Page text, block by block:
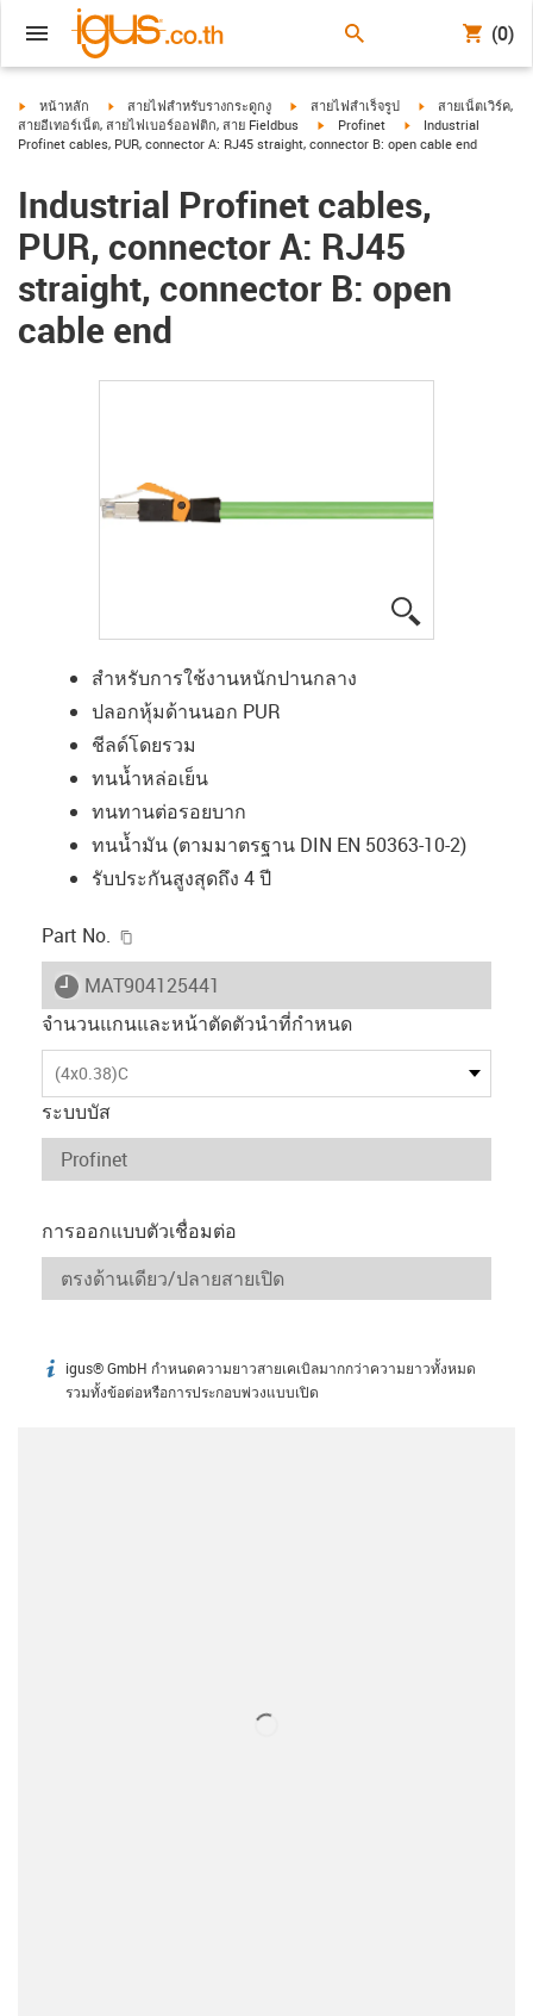
(0)
igus-icon-arrow-right
หน้าหลัก igus-icon-arrow-right
สายไฟสำหรับรางกระดูกงู igus-icon-arrow-right
สายไฟสำเร็จรูป igus-icon-arrow-
สายเน็ตเวิร์ค,
สายอีเทอร์เน็ต, สายไฟเบอร์ออฟติก, สาย Fieldbus
igus-icon-arrow-right
Profinet igus-icon-arrow-right
Industrial
Profinet cables, PUR, connector A: RJ45 straight, connector B: open cable end
Industrial Profinet cables,
PUR, connector A: RJ45
straight, connector B: open
cable end
สำหรับการใช้งานหนักปานกลาง
ปลอกหุ้มด้านนอก PUR
ชีลด์โดยรวม
ทนน้ำหล่อเย็น
ทนทานต่อรอยบาก
ทนน้ำมัน (ตามมาตรฐาน DIN EN 50363-10-2)
รับประกันสูงสุดถึง 4 ปี
Part No.
igus-icon-lieferzeit
MAT904125441
จำนวนแกนและหน้าตัดตัวนำที่กำหนด
(4x0.38)C
ระบบบัส
การออกแบบตัวเชื่อมต่อ
igus-icon-info
igus® GmbH กำหนดความยาวสายเคเบิลมากกว่าความยาวทั้งหมด
รวมทั้งข้อต่อหรือการประกอบพ่วงแบบเปิด